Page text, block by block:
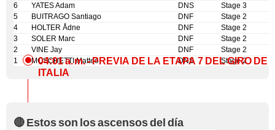
6
YATES Adam DNS
Stage 3
5
BUITRAGO Santiago DNF
Stage 2
4
HOLTER Ådne DNF
Stage 2
3
SOLER Marc DNF
Stage 2
2
VINE Jay DNF
Stage 2
1
MOSCHETTI Matteo DNS Stage 2
04:01 a. m.- PREVIA DE LA ETAPA 7 DEL GIRO DE
ITALIA
🔴 Estos son los ascensos del día